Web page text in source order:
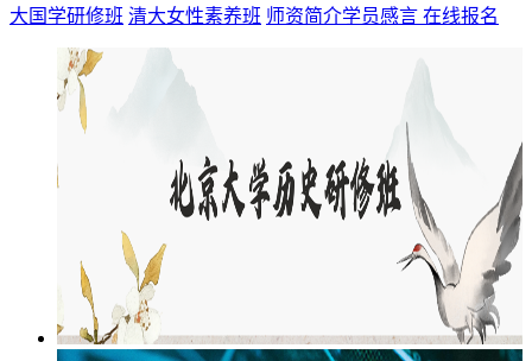
大国学研修班 清大女性素养班 师资简介学员感言 在线报名